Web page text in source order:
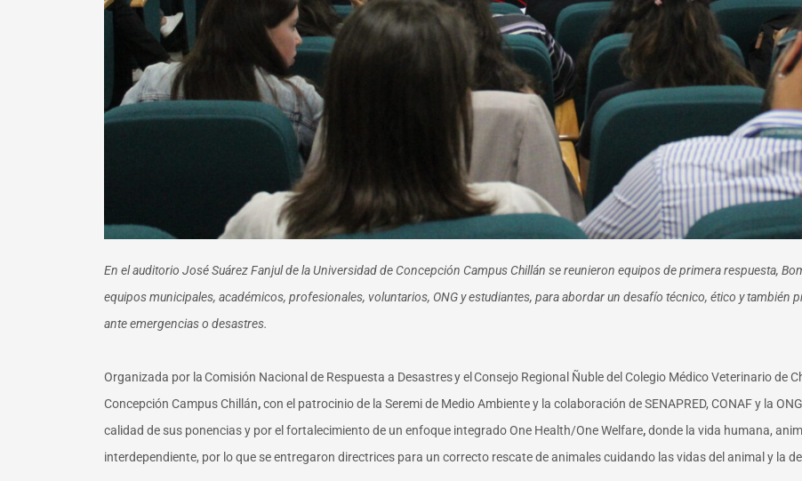
En el auditorio José Suárez Fanjul de la Universidad de Concepción Campus Chillán se reunieron equipos de primera respuesta,
equipos municipales, académicos, profesionales, voluntarios, ONG y estudiantes, para abordar un desafío técnico, ético y también
ante emergencias o desastres.
Organizada por laComisión Nacional de Respuesta a Desastresy el Consejo Regional Ñuble del Colegio Médico Veterinario de
Concepción Campus Chillán,con el patrocinio de la Seremi de Medio Ambiente y la colaboración de SENAPRED, CONAF y la
calidad de sus ponenciasy por el fortalecimiento de un enfoque integradoOne Health/One Welfare,donde la vida humana,
interdependiente, por lo que se entregaron directrices para un correcto rescate de animales cuidando las vidas del animal y la